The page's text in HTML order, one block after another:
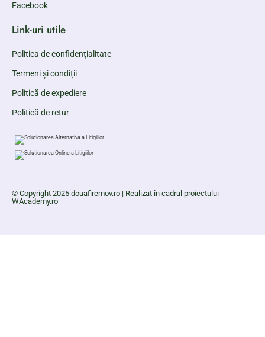
Facebook
Link-uri utile
Politica de confidențialitate
Termeni și condiții
Politică de expediere
Politică de retur
© Copyright 2025 douafiremov.ro | Realizat în cadrul proiectului
WAcademy.ro